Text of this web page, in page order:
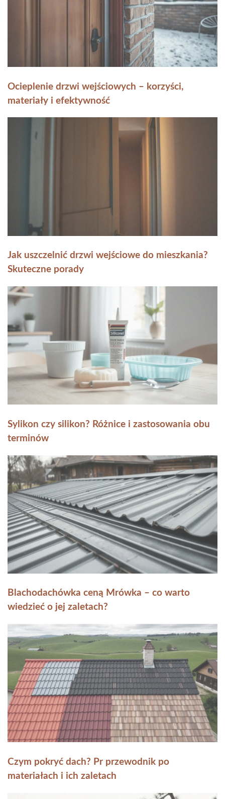
Ocieplenie drzwi wejściowych – korzyści,
materiały i efektywność
Jak uszczelnić drzwi wejściowe do mieszkania?
Skuteczne porady
Sylikon czy silikon? Różnice i zastosowania obu
terminów
Blachodachówka ceną Mrówka – co warto
wiedzieć o jej zaletach?
Czym pokryć dach? Pr przewodnik po
materiałach i ich zaletach